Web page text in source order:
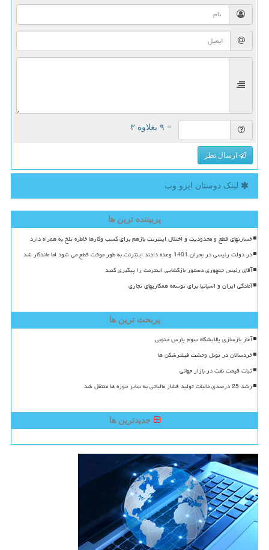
= ۹ بعلاوه ۳
ارسال نظر
لینک دوستان ایزو وب
پربیننده ترین ها
خسارتهای قطع و محدودیت و اختلال اینترنت بازهم برای کسب وکارها خاطره تلخ به همراه دارد
در دولت رئیسی در بحران 1401 وعده دادند اینترنت به طور موقت قطع می شود اما ماندگار شد
آقای رئیس جمهوری دستور بازگشایی اینترنت را پیگیری کنید
آمادگی ایران و اسپانیا برای توسعه همکاریهای تجاری
پربحث ترین ها
آغاز بازسازی پالایشگاه سوم پارس جنوبی
خردسالان در تونل وحشت فیلترشکن ها
ثبات قیمت نفت در بازار جهانی
رشد 25 درصدی مالیات تولید فشار مالیاتی به سایر حوزه ها منتقل شد
جدیدترین ها